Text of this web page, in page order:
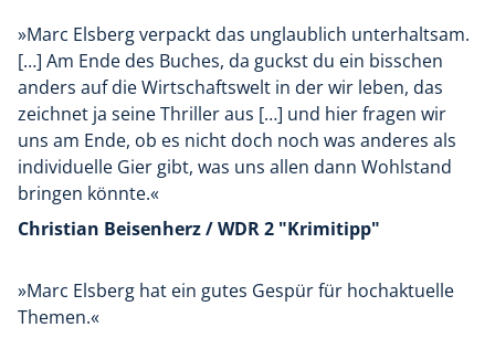
»Marc Elsberg verpackt das unglaublich unterhaltsam.
[…] Am Ende des Buches, da guckst du ein bisschen
anders auf die Wirtschaftswelt in der wir leben, das
zeichnet ja seine Thriller aus […] und hier fragen wir
uns am Ende, ob es nicht doch noch was anderes als
individuelle Gier gibt, was uns allen dann Wohlstand
bringen könnte.«
Christian Beisenherz / WDR 2 "Krimitipp"
»Marc Elsberg hat ein gutes Gespür für hochaktuelle
Themen.«